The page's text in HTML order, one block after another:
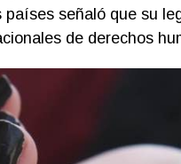
señaló que su
de derechos